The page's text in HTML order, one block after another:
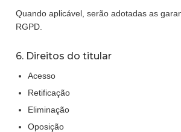
Quando aplicável, serão adotadas as
RGPD.
6. Direitos do titular
Acesso
Retificação
Eliminação
Oposição